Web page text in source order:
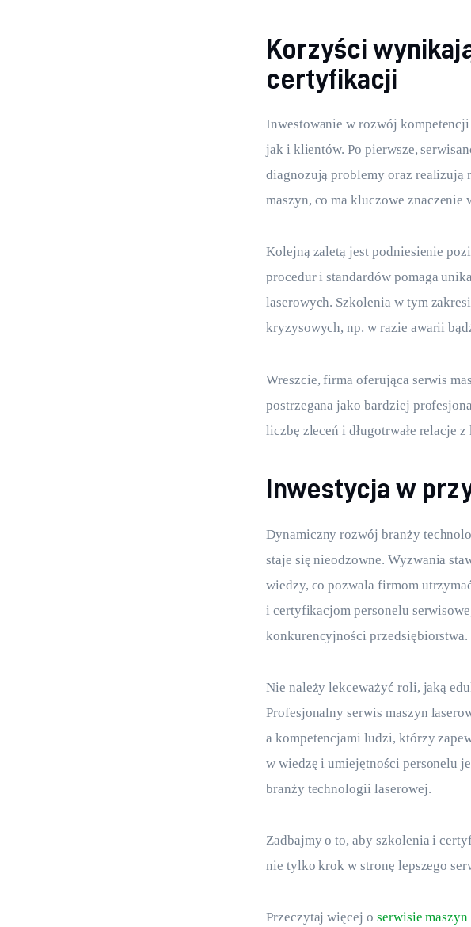
Korzyści
certyfikacji
Inwestowanie w rozwój
jak i klientów. Po pierwsze,
diagnozują problemy oraz realizują
maszyn, co ma kluczowe znaczenie
Kolejną zaletą jest podniesienie
procedur i standardów pomaga
laserowych. Szkolenia w tym
kryzysowych, np. w razie awarii
Wreszcie, firma oferująca serwis
postrzegana jako bardziej
liczbę zleceń i długotrwałe relacje
Inwestycja w
Dynamiczny rozwój branży
staje się nieodzowne. Wyzwania
wiedzy, co pozwala firmom
i certyfikacjom personelu
konkurencyjności przedsiębiorstwa.
Nie należy lekceważyć roli, jaką
Profesjonalny serwis maszyn
a kompetencjami ludzi, którzy
w wiedzę i umiejętności personelu
branży technologii laserowej.
Zadbajmy o to, aby szkolenia i
nie tylko krok w stronę lepszego
Przeczytaj więcej o serwisie